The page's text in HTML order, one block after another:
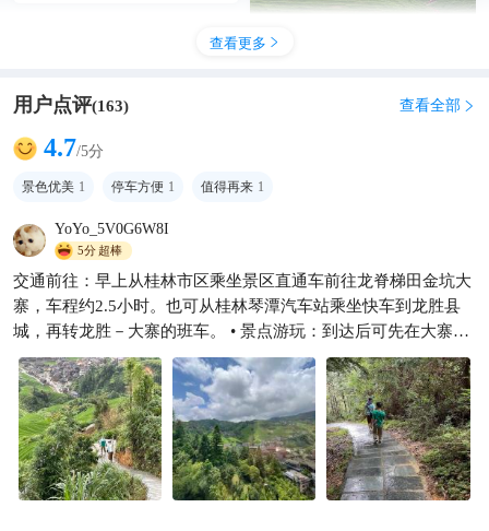
月六的“晒衣节”是
查看更多 
用户点评(163) 查看全部 
4.7/5分
景色优美 1 停车方便 1 值得再来 1
YoYo_5V0G6W8I
5分超棒
交通前往：早上从桂林市区乘坐景区直通车前往龙脊梯田金坑大
寨，车程约2.5小时。也可从桂林琴潭汽车站乘坐快车到龙胜县
城，再转龙胜－大寨的班车。 • 景点游玩：到达后可先在大寨村
的农家菜馆品尝竹筒鸡、酸汤禾花鱼等特色美食。下午可以选择
乘坐缆车登上金坑大寨梯田的制高点，欣赏层层叠叠的梯田美
景，建议选择下午2 - 4点乘坐，避开旅行团高峰，同时光线柔和
适合拍摄。若体力充沛，还可租电动车沿梯田环线骑行，感受原
生态的农耕生活。有兴趣的话可以前往黄洛瑶寨，观赏长发梳妆
表演，参观中国长发科技馆，了解红瑶蓄发习俗。